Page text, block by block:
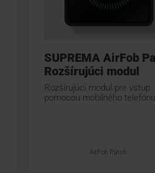
SUPREMA AirFob
Rozšírujúci modul
Rozšírujúci modul pre vstup
pomocou mobilného telefónu
AirFob Patch